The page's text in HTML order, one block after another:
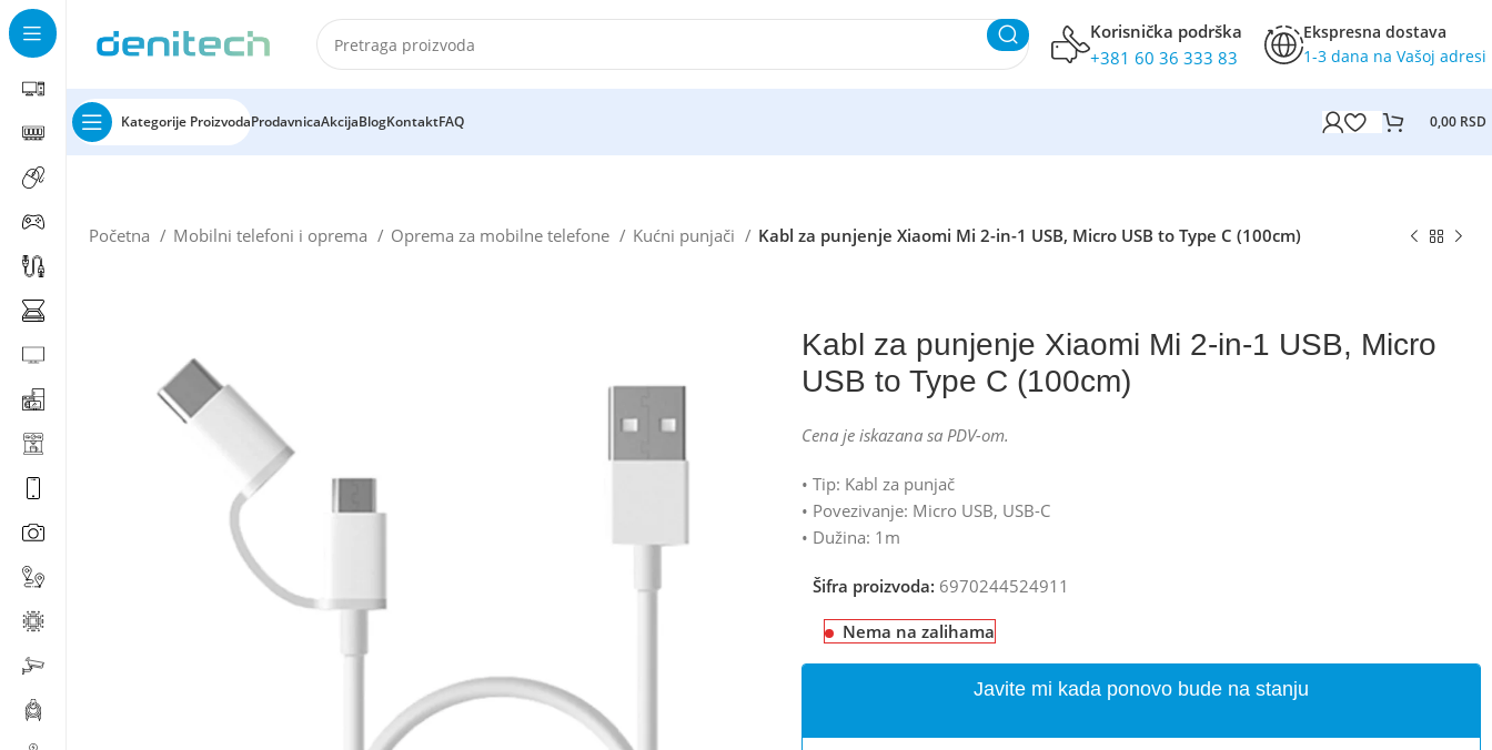
Korisnička podrška
+381 60 36 333 83
Ekspresna dostava
1-3 dana na Vašoj adresi
Kategorije ProizvodaProdavnicaAkcijaBlogKontaktFAQ 0,00 RSD
Početna Mobilni telefoni i oprema Oprema za mobilne telefone Kućni punjači Kabl za punjenje Xiaomi Mi 2-in-1 USB, Micro USB to Type C (100cm)
Kabl za punjenje Xiaomi Mi 2-in-1 USB, Micro
USB to Type C (100cm)
Cena je iskazana sa PDV-om.
• Tip: Kabl za punjač
• Povezivanje: Micro USB, USB-C
• Dužina: 1m
Šifra proizvoda: 6970244524911
Nema na zalihama
Javite mi kada ponovo bude na stanju